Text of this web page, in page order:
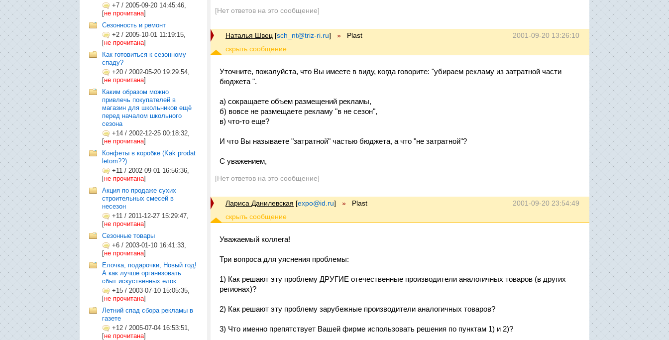
+7 / 2005-09-20 14:45:46,
[не прочитана]
Сезонность и ремонт
+2 / 2005-10-01 11:19:15,
[не прочитана]
Как готовиться к сезонному
спаду?
+20 / 2002-05-20 19:29:54,
[не прочитана]
Каким образом можно
привлечь покупателей в
магазин для школьников ещё
перед началом школьного
сезона
+14 / 2002-12-25 00:18:32,
[не прочитана]
Конфеты в коробке (Kak prodat
letom??)
+11 / 2002-09-01 16:56:36,
[не прочитана]
Акция по продаже сухих
строительных смесей в
несезон
+11 / 2011-12-27 15:29:47,
[не прочитана]
Сезонные товары
+6 / 2003-01-10 16:41:33,
[не прочитана]
Елочка, подарочки, Новый год!
А как лучше организовать
сбыт искуственных елок
+15 / 2003-07-10 15:05:35,
[не прочитана]
Летний спад сбора рекламы в
газете
+12 / 2005-07-04 16:53:51,
[не прочитана]
[Нет ответов на это сообщение]
2001-09-20 13:26:10
Наталья Швец [sch_nt@triz-ri.ru] » Plast
Уточните, пожалуйста, что Вы имеете в виду, когда говорите: "убираем рекламу из затратной части
бюджета ".
а) сокращаете объем размещений рекламы,
б) вовсе не размещаете рекламу "в не сезон",
в) что-то еще?
И что Вы называете "затратной" частью бюджета, а что "не затратной"?
С уважением,
[Нет ответов на это сообщение]
2001-09-20 23:54:49
Лариса Данилевская [expo@id.ru] » Plast
Уважаемый коллега!
Три вопроса для уяснения проблемы:
1) Как решают эту проблему ДРУГИЕ отечественные производители аналогичных товаров (в других
регионах)?
2) Как решают эту проблему зарубежные производители аналогичных товаров?
3) Что именно препятствует Вашей фирме использовать решения по пунктам 1) и 2)?